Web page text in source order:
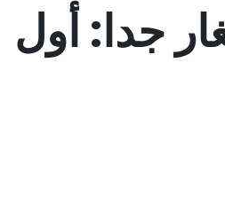
جدا: أول